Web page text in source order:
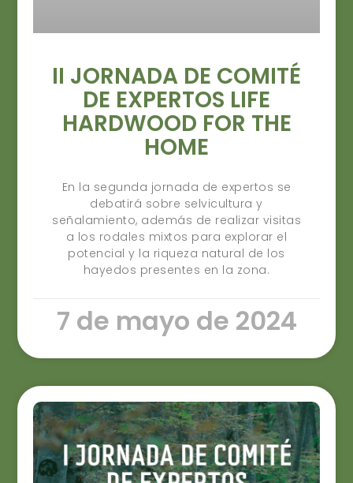
II JORNADA DE COMITÉ
DE EXPERTOS LIFE
HARDWOOD FOR THE
HOME
En la segunda jornada de expertos se
debatirá sobre selvicultura y
señalamiento, además de realizar visitas
a los rodales mixtos para explorar el
potencial y la riqueza natural de los
hayedos presentes en la zona.
7 de mayo de 2024